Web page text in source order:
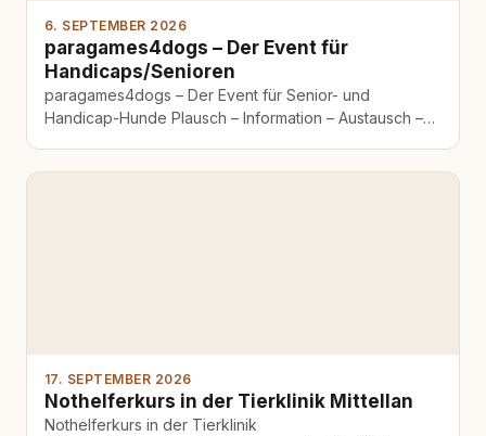
6. SEPTEMBER 2026
paragames4dogs – Der Event für
Handicaps/Senioren
paragames4dogs – Der Event für Senior- und
Handicap-Hunde Plausch – Information – Austausch –
17. SEPTEMBER 2026
Nothelferkurs in der Tierklinik Mittellan
Nothelferkurs in der Tierklinik